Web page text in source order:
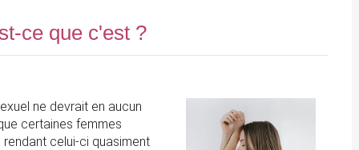
ce que c'est ?
ne devrait en aucun
certaines femmes
celui-ci quasiment